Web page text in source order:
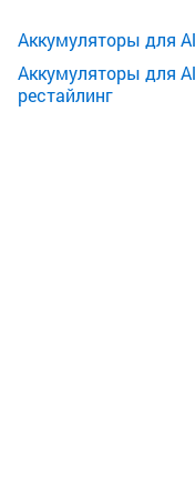
Аккумуляторы для
Аккумуляторы для
рестайлинг